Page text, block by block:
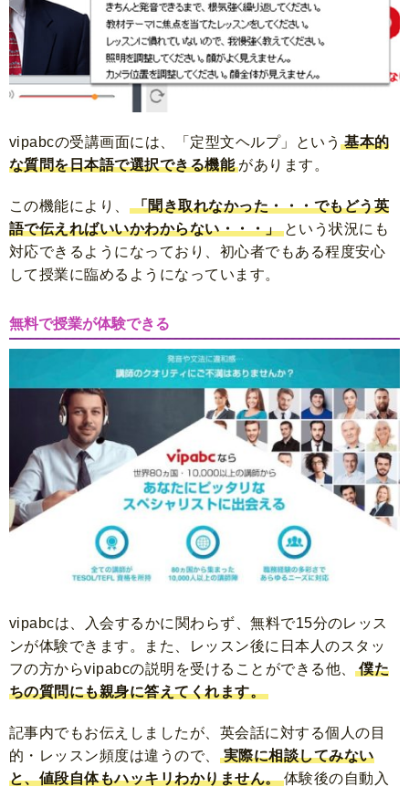
vipabcの受講画面には、 「定型文ヘルプ」 という 基本的
な質問を日本語で選択できる機能 があります。
この機能により、
「聞き取れなかった・・・でもどう英
語で伝えればいいかわからない・・・」 という状況にも
対応できるようになっており、初心者でもある程度安心
して授業に臨めるようになっています。
無料で授業が体験できる
vipabcは、入会するかに関わらず、無料で15分のレッス
ンが体験できます。
また、レッスン後に日本人のスタッ
フの方からvipabcの説明を受けることができる他、 僕た
ちの質問にも親身に答えてくれます。
記事内でもお伝えしましたが、英会話に対する個人の目
的・レッスン頻度は違うので、
実際に相談してみない
と、値段自体もハッキリわかりません。 体験後の自動入